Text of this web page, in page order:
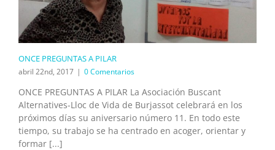
ONCE PREGUNTAS A PILAR
abril 22nd, 2017 | 0 Comentarios
ONCE PREGUNTAS A PILAR La Asociación Buscant
Alternatives-Lloc de Vida de Burjassot celebrará en los
próximos días su aniversario número 11. En todo este
tiempo, su trabajo se ha centrado en acoger, orientar y
formar [...]